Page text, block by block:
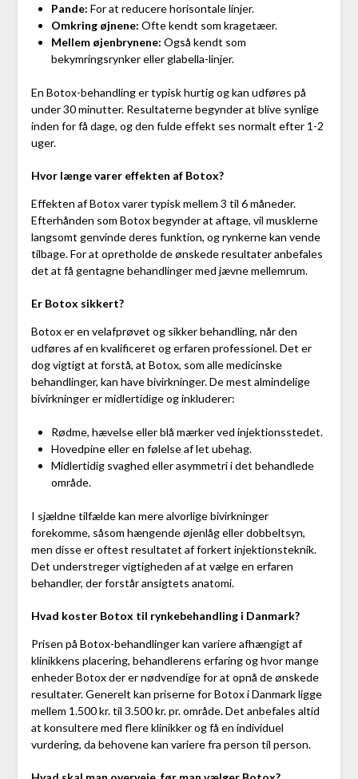
Pande: For at reducere horisontale linjer.
Omkring øjnene: Ofte kendt som kragetæer.
Mellem øjenbrynene: Også kendt som
bekymringsrynker eller glabella-linjer.
En Botox-behandling er typisk hurtig og kan udføres på
under 30 minutter. Resultaterne begynder at blive synlige
inden for få dage, og den fulde effekt ses normalt efter 1-2
uger.
Hvor længe varer effekten af Botox?
Effekten af Botox varer typisk mellem 3 til 6 måneder.
Efterhånden som Botox begynder at aftage, vil musklerne
langsomt genvinde deres funktion, og rynkerne kan vende
tilbage. For at opretholde de ønskede resultater anbefales
det at få gentagne behandlinger med jævne mellemrum.
Er Botox sikkert?
Botox er en velafprøvet og sikker behandling, når den
udføres af en kvalificeret og erfaren professionel. Det er
dog vigtigt at forstå, at Botox, som alle medicinske
behandlinger, kan have bivirkninger. De mest almindelige
bivirkninger er midlertidige og inkluderer:
Rødme, hævelse eller blå mærker ved injektionsstedet.
Hovedpine eller en følelse af let ubehag.
Midlertidig svaghed eller asymmetri i det behandlede
område.
I sjældne tilfælde kan mere alvorlige bivirkninger
forekomme, såsom hængende øjenlåg eller dobbeltsyn,
men disse er oftest resultatet af forkert injektionsteknik.
Det understreger vigtigheden af at vælge en erfaren
behandler, der forstår ansigtets anatomi.
Hvad koster Botox til rynkebehandling i Danmark?
Prisen på Botox-behandlinger kan variere afhængigt af
klinikkens placering, behandlerens erfaring og hvor mange
enheder Botox der er nødvendige for at opnå de ønskede
resultater. Generelt kan priserne for Botox i Danmark ligge
mellem 1.500 kr. til 3.500 kr. pr. område. Det anbefales altid
at konsultere med flere klinikker og få en individuel
vurdering, da behovene kan variere fra person til person.